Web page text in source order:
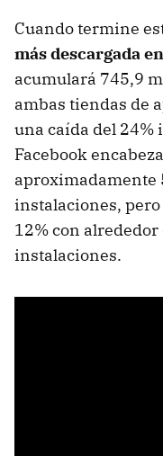
Cuando termine
más descargada
acumulará 745,9
ambas tiendas de
una caída del 24%
Facebook
aproximadamente
instalaciones,
12% con
instalaciones.